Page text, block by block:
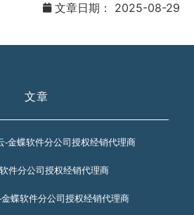
文章日期：
2025-08-29
文章
-金蝶软件分公司授权经销代理商
件分公司授权经销代理商
蝶软件分公司授权经销代理商